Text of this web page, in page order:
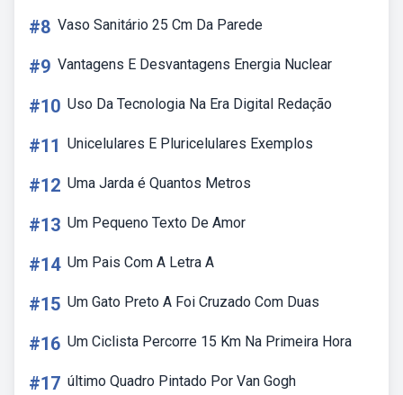
#8 Vaso Sanitário 25 Cm Da Parede
#9 Vantagens E Desvantagens Energia Nuclear
#10 Uso Da Tecnologia Na Era Digital Redação
#11 Unicelulares E Pluricelulares Exemplos
#12 Uma Jarda é Quantos Metros
#13 Um Pequeno Texto De Amor
#14 Um Pais Com A Letra A
#15 Um Gato Preto A Foi Cruzado Com Duas
#16 Um Ciclista Percorre 15 Km Na Primeira Hora
#17 último Quadro Pintado Por Van Gogh